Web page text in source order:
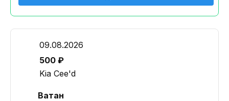
09.08.2026
500 ₽
Kia Cee'd
Ватан